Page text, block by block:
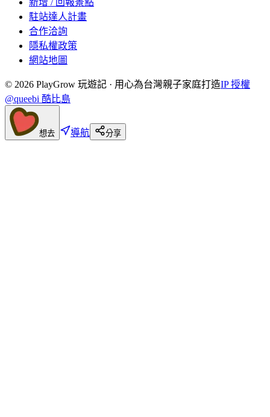
新增 / 回報景點
駐站達人計畫
合作洽詢
隱私權政策
網站地圖
© 2026 PlayGrow 玩遊記 · 用心為台灣親子家庭打造IP 授權
@queebi 酷比島
想去 導航 分享